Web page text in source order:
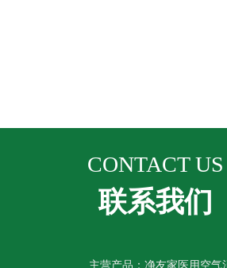
CONTACT US
联系我们
主营产品：净友家医用空